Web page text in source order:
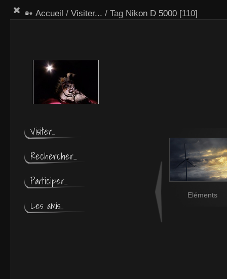
Accueil / Visiter... / Tag Nikon D 5000[110]
Visiter...
Rechercher...
Participer...
Les amis...
Eléments